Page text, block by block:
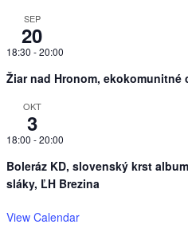
SEP
20
18:30 -20:00
Žiar nad Hronom, ekokomunitné
OKT
3
18:00 -20:00
Boleráz KD, slovenský krst
sláky, ĽH Brezina
View Calendar